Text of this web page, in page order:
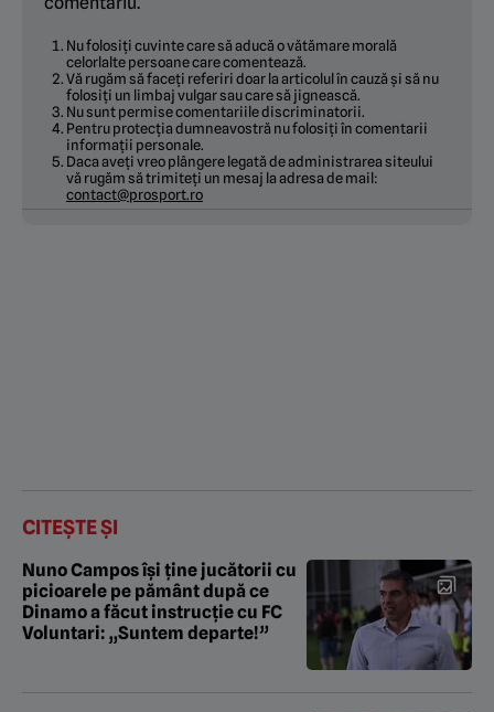
Nu folosiți cuvinte care să aducă o vătămare morală
celorlalte persoane care comentează.
Vă rugăm să faceți referiri doar la articolul în cauză și să nu
folosiți un limbaj vulgar sau care să jignească.
Nu sunt permise comentariile discriminatorii.
Pentru protecția dumneavostră nu folosiți în comentarii
informații personale.
Daca aveți vreo plângere legată de administrarea siteului
vă rugăm să trimiteți un mesaj la adresa de mail:
contact@prosport.ro
CITEȘTE ȘI
Nuno Campos își ține jucătorii cu
picioarele pe pământ după ce
Dinamo a făcut instrucție cu FC
Voluntari: „Suntem departe!”